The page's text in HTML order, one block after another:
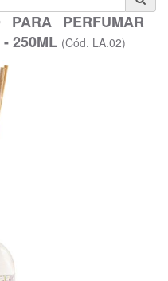
PARA PERFUMAR
250ML (Cód. LA.02)